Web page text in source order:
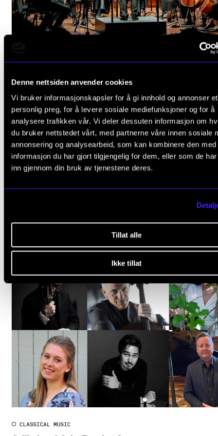
Denne nettsiden anvender cookies
Vi bruker informasjonskapsler for å gi innhold og annonser et
personlig preg, for å levere sosiale mediefunksjoner og for å
analysere trafikken vår. Vi deler dessuten informasjon om
du bruker nettstedet vårt, med partnerne våre innen sosiale
annonsering og analysearbeid, som kan kombinere den med
informasjon du har gjort tilgjengelig for dem, eller som de
inn gjennom din bruk av tjenestene deres.
Tillat alle
Ikke tillat
Schnelzer, Shostakovich, Wagner
Sunday 26 January 2025 18:00
Oslo Concert Hall
CLASSICAL MUSIC